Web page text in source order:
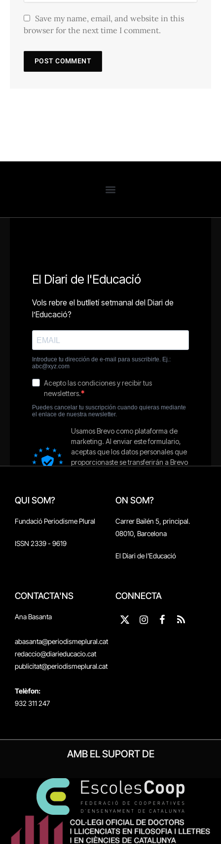
Save my name, email, and website in this
browser for the next time I comment.
QUI SOM?
Fundació Periodisme Plural
ISSN 2339 - 9619
ON SOM?
Carrer Bailén 5, principal.
08010, Barcelona
El Diari de l'Educació
CONTACTA'NS
Ana Basanta
abasanta@periodismeplural.cat
redaccio@diarieducacio.cat
publicitat@periodismeplural.cat
Telèfon:
932 311 247
CONNECTA
X
Instagram
Facebook
RSS
AMB EL SUPORT DE